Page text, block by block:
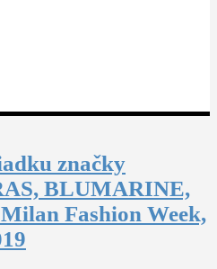
značky
BLUMARINE,
Fashion Week,